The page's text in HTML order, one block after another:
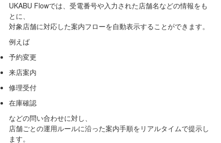
UKABU Flowでは、受電番号や入力された店舗名などの情報をも
とに、
対象店舗に対応した案内フローを自動表示することができます。
例えば
予約変更
来店案内
修理受付
在庫確認
などの問い合わせに対し、
店舗ごとの運用ルールに沿った案内手順をリアルタイムで提示し
ます。